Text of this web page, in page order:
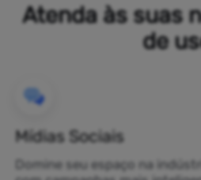
Atenda às suas
de
Mídias Sociais
Domine seu espaço na